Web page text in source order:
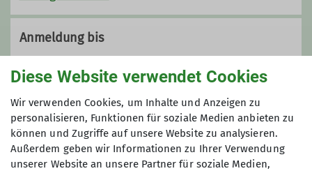
Anmeldung bis
16.01.2026
Maximale Teilnehmeranzahl
12
Diese Website verwendet Cookies
Wir verwenden Cookies, um Inhalte und Anzeigen zu
personalisieren, Funktionen für soziale Medien anbieten zu
können und Zugriffe auf unsere Website zu analysieren.
Außerdem geben wir Informationen zu Ihrer Verwendung
unserer Website an unsere Partner für soziale Medien,